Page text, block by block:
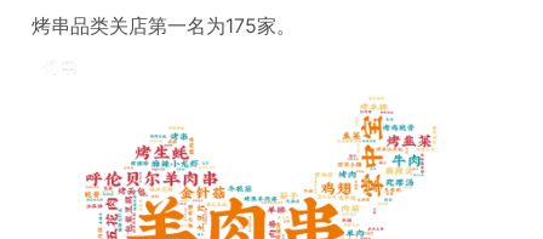
烤串品类关店第一名为175家。